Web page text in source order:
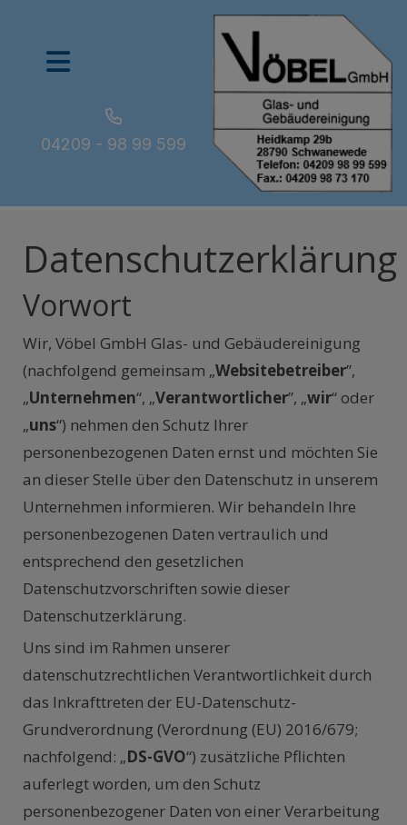
04209 - 98 99 599
Datenschutzerklärung
Vorwort
Wir, Vöbel GmbH Glas- und Gebäudereinigung
(nachfolgend gemeinsam „Websitebetreiber”,
„Unternehmen“, „Verantwortlicher”, „wir“ oder
„uns“) nehmen den Schutz Ihrer
personenbezogenen Daten ernst und möchten Sie
an dieser Stelle über den Datenschutz in unserem
Unternehmen informieren. Wir behandeln Ihre
personenbezogenen Daten vertraulich und
entsprechend den gesetzlichen
Datenschutzvorschriften sowie dieser
Datenschutzerklärung.
Uns sind im Rahmen unserer
datenschutzrechtlichen Verantwortlichkeit durch
das Inkrafttreten der EU-Datenschutz-
Grundverordnung (Verordnung (EU) 2016/679;
nachfolgend: „DS-GVO“) zusätzliche Pflichten
auferlegt worden, um den Schutz
personenbezogener Daten von einer Verarbeitung